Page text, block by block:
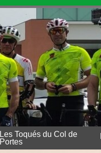
Les Toqués du Col de
Portes